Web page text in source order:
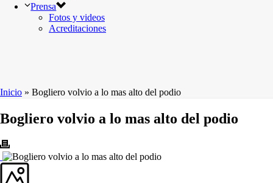
Prensa
Fotos y videos
Acreditaciones
Inicio » Bogliero volvio a lo mas alto del podio
Bogliero volvio a lo mas alto del podio